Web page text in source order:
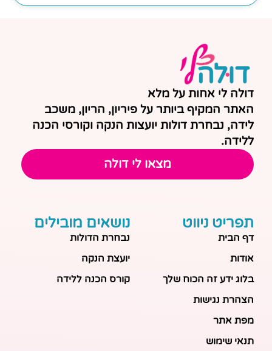
דולה לי אחות על מלא
האתר המקיף ביותר על פיריון, הריון, משכב
לידה, נבחרת דולות יועצות הנקה וקורסי הכנה
ללידה.
מצאו לי דולה
תפריט ניווט
דף הבית
אודות
בלוג ידע זה הכוח שלך
הצהרת נגישות
מפת אתר
תנאי שימוש
נושאים מובילים
נבחרת הדולות
יועצת הנקה
קורס הכנה ללידה